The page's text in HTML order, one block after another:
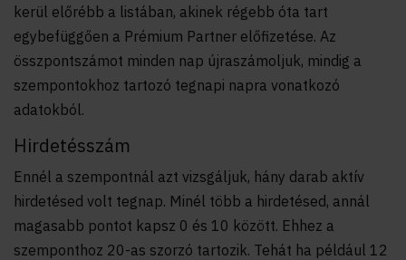
kerül előrébb a listában, akinek régebb óta tart
egybefüggően a Prémium Partner előfizetése. Az
összpontszámot minden nap újraszámoljuk, mindig a
szempontokhoz tartozó tegnapi napra vonatkozó
adatokból.
Hirdetésszám
Ennél a szempontnál azt vizsgáljuk, hány darab aktív
hirdetésed volt tegnap. Minél több a hirdetésed, annál
magasabb pontot kapsz 0 és 10 között. Ehhez a
szemponthoz 20-as szorzó tartozik. Tehát ha például 12